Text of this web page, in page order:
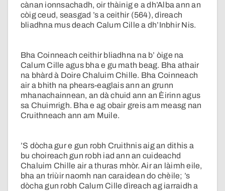
cànan ionnsachadh, oir thàinig e a dh’Alba ann an
còig ceud, seasgad ’s a ceithir (564), dìreach
bliadhna mus deach Calum Cille a dh’Inbhir Nis.
Bha Coinneach ceithir bliadhna na b’ òige na
Calum Cille agus bha e gu math beag. Bha athair
na bhàrd à Doire Chaluim Chille. Bha Coinneach
air a bhith na phears-eaglais ann an grunn
mhanachainnean, an dà chuid ann an Èirinn agus
sa Chuimrigh. Bha e ag obair greis am measg nan
Cruithneach ann am Muile.
’S dòcha gur e gun robh Cruithnis aig an dithis a
bu choireach gun robh iad ann an cuideachd
Chaluim Chille air a thuras mhòr. Air an làimh eile,
bha an triùir naomh nan caraidean do chèile; ’s
dòcha gun robh Calum Cille dìreach ag iarraidh a